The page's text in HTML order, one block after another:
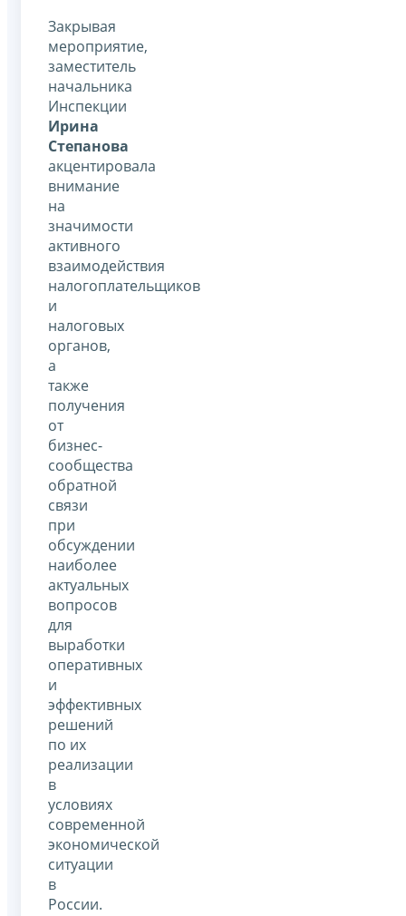
Закрывая
мероприятие,
заместитель
начальника
Инспекции
Ирина
Степанова
акцентировала
внимание
на
значимости
активного
взаимодействия
налогоплательщиков
и
налоговых
органов,
а
также
получения
от
бизнес-
сообщества
обратной
связи
при
обсуждении
наиболее
актуальных
вопросов
для
выработки
оперативных
и
эффективных
решений
по их
реализации
в
условиях
современной
экономической
ситуации
в
России.